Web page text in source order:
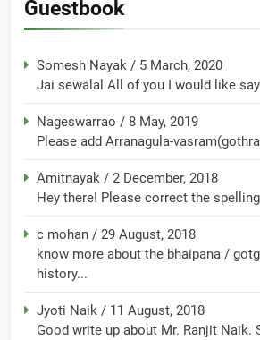
Guestbook
Somesh Nayak / 5 March, 2020
Jai sewalal All of you I would like
Nageswarrao / 8 May, 2019
Please add Arranagula-
Amitnayak / 2 December, 2018
Hey there! Please correct the
c mohan / 29 August, 2018
know more about the bhaipana /
history...
Jyoti Naik / 11 August, 2018
Good write up about Mr. Ranjit Naik.